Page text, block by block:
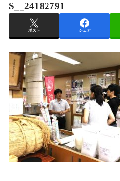
S__24182791
ポスト シェア